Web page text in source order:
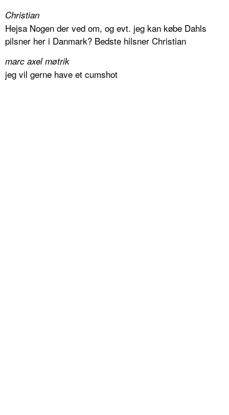
Christian
Hejsa Nogen der ved om, og evt. jeg kan købe Dahls
pilsner her i Danmark? Bedste hilsner Christian
marc axel møtrik
jeg vil gerne have et cumshot